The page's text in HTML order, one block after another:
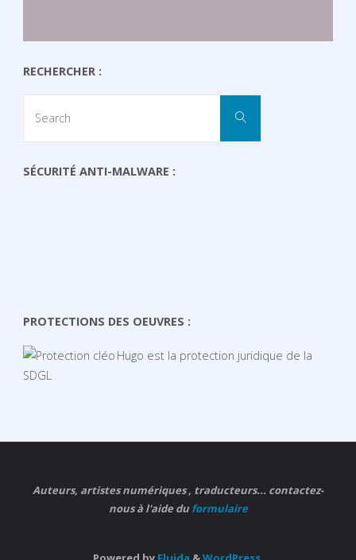
RECHERCHER :
Search
SÉCURITÉ ANTI-MALWARE :
PROTECTIONS DES OEUVRES :
Hugo est la protection juridique de la
SDGL
Auteurs, artistes numériques , traducteurs... contactez-
nous à l'aide du formulaire